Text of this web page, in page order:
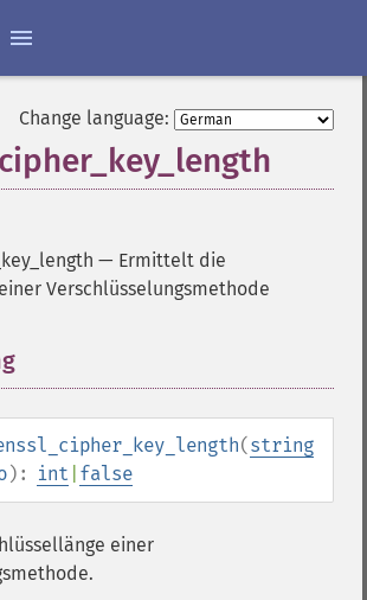
Change language:
— Ermittelt die
Verschlüsselungsmethode
(string
): int false
einer